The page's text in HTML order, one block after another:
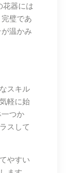
花器には
璧であ
温かみ
スキル
軽に始
つか
スして
やすい